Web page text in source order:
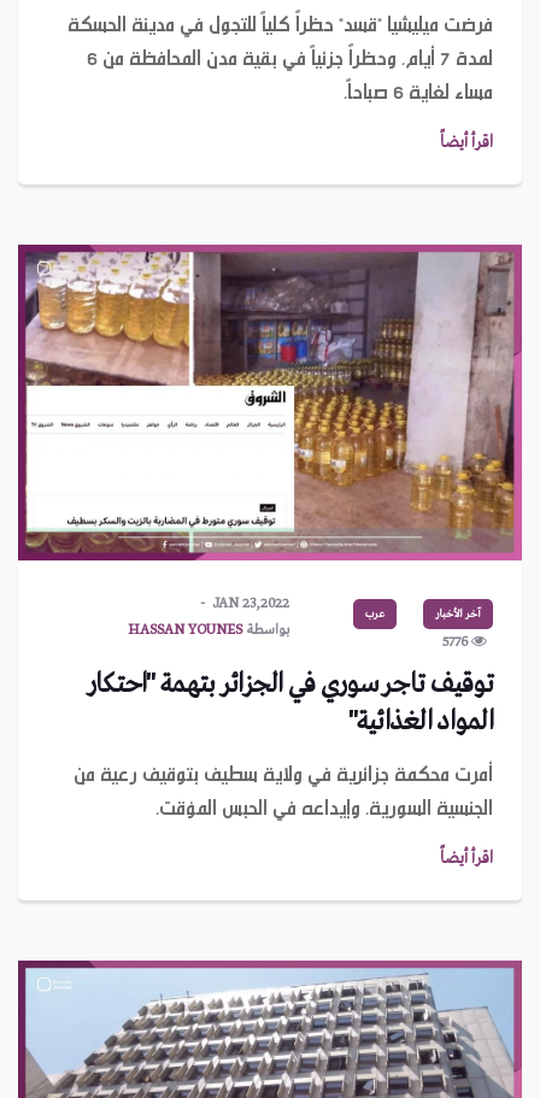
فرضت ميليشيا "قسد" حظراً كلياً للتجول في مدينة الحسكة
لمدة 7 أيام، وحظراً جزئياً في بقية مدن المحافظة من 6
مساء لغاية 6 صباحاً،
اقرأ أيضاً
آخر الأخبار عرب
5776
JAN 23,2022
بواسطةHASSAN YOUNES
توقيف تاجر سوري في الجزائر بتهمة "احتكار
المواد الغذائية"
أمرت محكمة جزائرية في ولاية سطيف بتوقيف رعية من
الجنسية السورية، وإيداعه في الحبس المؤقت،
اقرأ أيضاً